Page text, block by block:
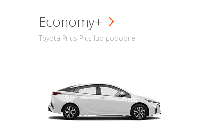
Economy+
Toyota Prius Plus lub podobne